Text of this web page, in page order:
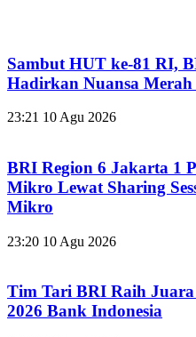
Sambut HUT ke-81 RI,
Hadirkan Nuansa
23:21 10 Agu 2026
BRI Region 6 Jakarta 1
Mikro Lewat Sharing
Mikro
23:20 10 Agu 2026
Tim Tari BRI Raih
2026 Bank Indonesia